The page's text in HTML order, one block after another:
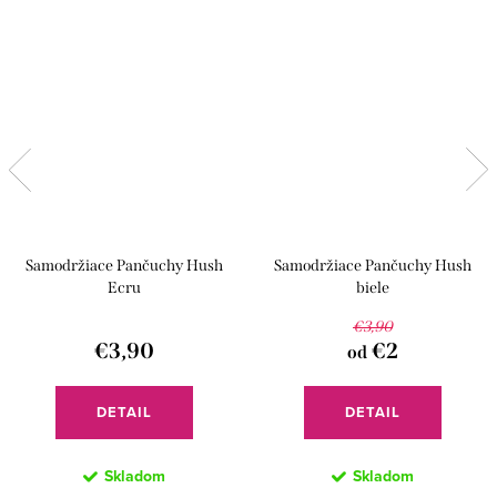
Samodržiace Pančuchy Hush
Ecru
€3,90
DETAIL
Skladom
Samodržiace Pančuchy Hush
biele
€3,90
od €2
DETAIL
Skladom